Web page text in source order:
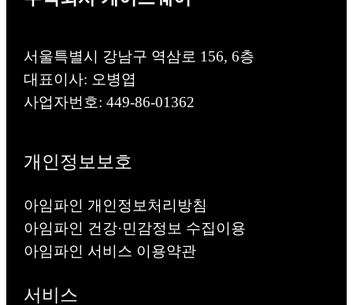
서울특별시 강남구 역삼로 156, 6층
대표이사: 오병엽
사업자번호: 449-86-01362
개인정보보호
아임파인 개인정보처리방침
아임파인 건강·민감정보 수집이용
아임파인 서비스 이용약관
서비스